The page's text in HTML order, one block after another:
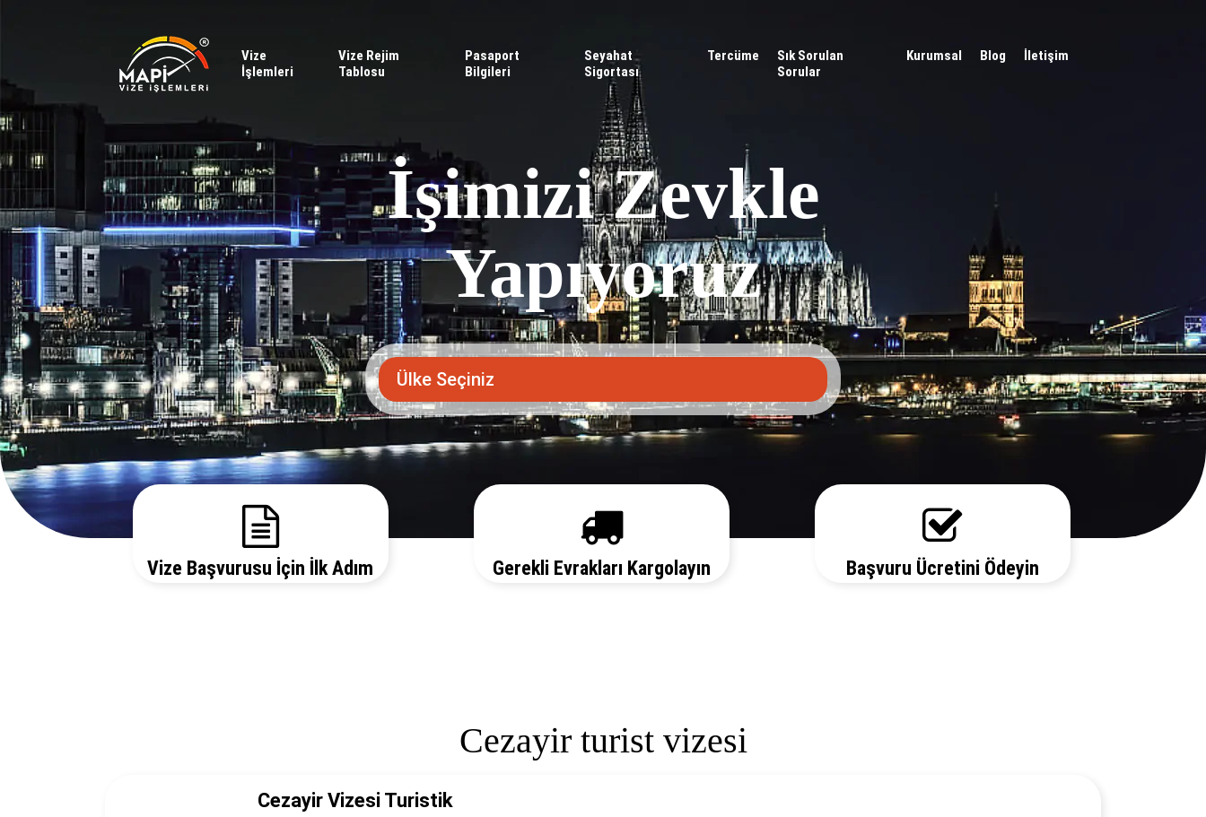
Vize
İşlemleri
Vize Rejim
Tablosu
Pasaport
Bilgileri
Seyahat
Sigortası
Tercüme
Sık Sorulan
Sorular
Kurumsal Blog İletişim
İşimizi Zevkle
Yapıyoruz
Vize Başvurusu İçin İlk Adım Gerekli Evrakları Kargolayın Başvuru Ücretini Ödeyin
Cezayir turist vizesi
Cezayir Vizesi Turistik